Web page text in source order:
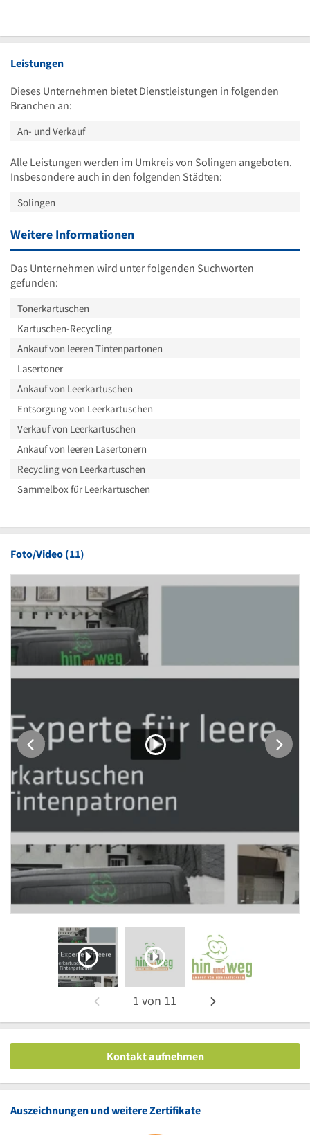
Leistungen
Dieses Unternehmen bietet Dienstleistungen in folgenden
Branchen an:
An- und Verkauf
Alle Leistungen werden im Umkreis von Solingen angeboten.
Insbesondere auch in den folgenden Städten:
Solingen
Weitere Informationen
Das Unternehmen wird unter folgenden Suchworten
gefunden:
Tonerkartuschen
Kartuschen-Recycling
Ankauf von leeren Tintenpartonen
Lasertoner
Ankauf von Leerkartuschen
Entsorgung von Leerkartuschen
Verkauf von Leerkartuschen
Ankauf von leeren Lasertonern
Recycling von Leerkartuschen
Sammelbox für Leerkartuschen
Foto/Video (11)
1 von 11
Kontakt aufnehmen
Auszeichnungen und weitere Zertifikate